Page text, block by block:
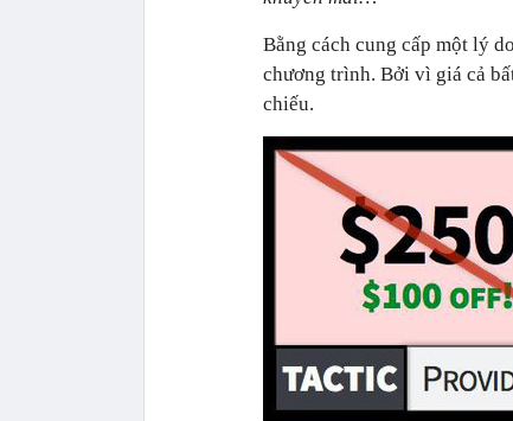
Bằng cách cung cấp một lý
chương trình. Bởi vì giá cả
chiếu.